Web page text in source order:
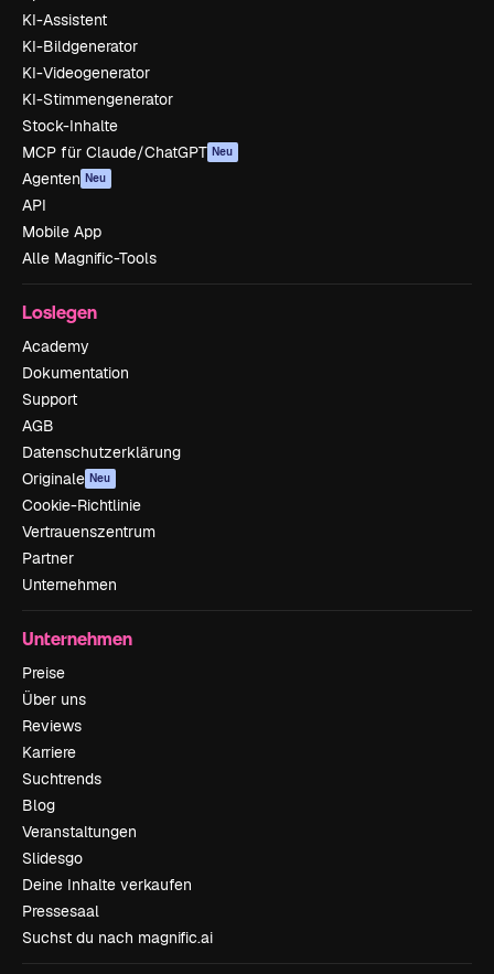
KI-Assistent
KI-Bildgenerator
KI-Videogenerator
KI-Stimmengenerator
Stock-Inhalte
MCP für Claude/ChatGPT Neu
Agenten Neu
API
Mobile App
Alle Magnific-Tools
Loslegen
Academy
Dokumentation
Support
AGB
Datenschutzerklärung
Originale Neu
Cookie-Richtlinie
Vertrauenszentrum
Partner
Unternehmen
Unternehmen
Preise
Über uns
Reviews
Karriere
Suchtrends
Blog
Veranstaltungen
Slidesgo
Deine Inhalte verkaufen
Pressesaal
Suchst du nach magnific.ai